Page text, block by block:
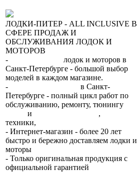
ЛОДКИ-ПИТЕР - ALL INCLUSIVE В
СФЕРЕ ПРОДАЖ И
ОБСЛУЖИВАНИЯ ЛОДОК И
МОТОРОВ
-
лодок и моторов в
Санкт-Петербурге - большой выбор
моделей в каждом магазине.
-
в Санкт-
Петербурге - полный цикл работ по
обслуживанию, ремонту, тюнингу
и ,
техники,
- Интернет-магазин - более 20 лет
быстро и бережно доставляем лодки и
моторы
- Только оригинальная продукция с
официальной гарантией